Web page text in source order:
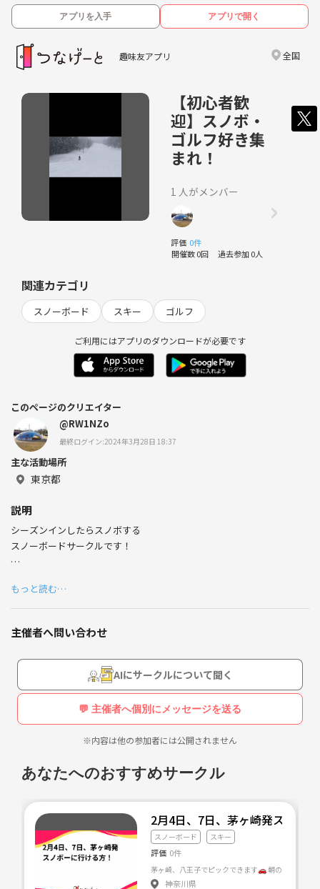
アプリを入手 アプリで開く
趣味友アプリ 全国
【初心者歓
迎】スノボ・
ゴルフ好き集
まれ！
1 人がメンバー
評価 0件
開催数 0回 過去参加 0人
関連カテゴリ
スノーボード スキー ゴルフ
ご利用にはアプリのダウンロードが必要です
このページのクリエイター
@RW1NZo
最終ログイン:2024年3月28日 18:37
主な活動場所
東京都
説明
シーズンインしたらスノボする
スノーボードサークルです！
第二は品しt..ではなく目一杯楽しみましょー！です！！
オフシーズンはゴルフや他のスポーツして楽しみましょう！
もっと読む…
主催者へ問い合わせ
AIにサークルについて聞く
💬 主催者へ個別にメッセージを送る
※内容は他の参加者には公開されません
あなたへのおすすめサークル
2月4日、7日、茅ヶ崎発スノボ
スノーボード スキー
評価 0件
茅ヶ崎、八王子でピ
神奈川県